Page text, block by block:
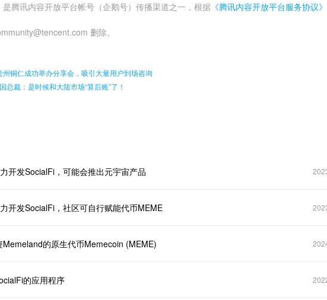
腾讯内容开放平台帐号（企鹅号）传播渠道之一，根据 《腾讯内容开放平台服务协议》
删除。
州铜仁成功举办分享会，吸引大量用户到场咨询
裁：是时候和大陆市场“算后账”了！
开发SocialFi，可能会推出元宇宙产品
开发SocialFi，社区可自行赋能代币MEME
的原生代币Memecoin (MEME)
的应用程序